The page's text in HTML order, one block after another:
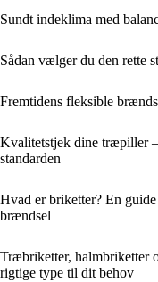
Sundt indeklima med
Sådan vælger du den rette
Fremtidens fleksible
Kvalitetstjek dine træpiller
standarden
Hvad er briketter? En
brændsel
Træbriketter, halmbriketter
rigtige type til dit behov